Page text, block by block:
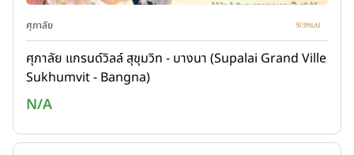
ศุภาลัย
ศุภาลัย แกรนด์วิลล์ สุขุมวิท - บางนา (Supalai Grand Ville
Sukhumvit - Bangna)
N/A